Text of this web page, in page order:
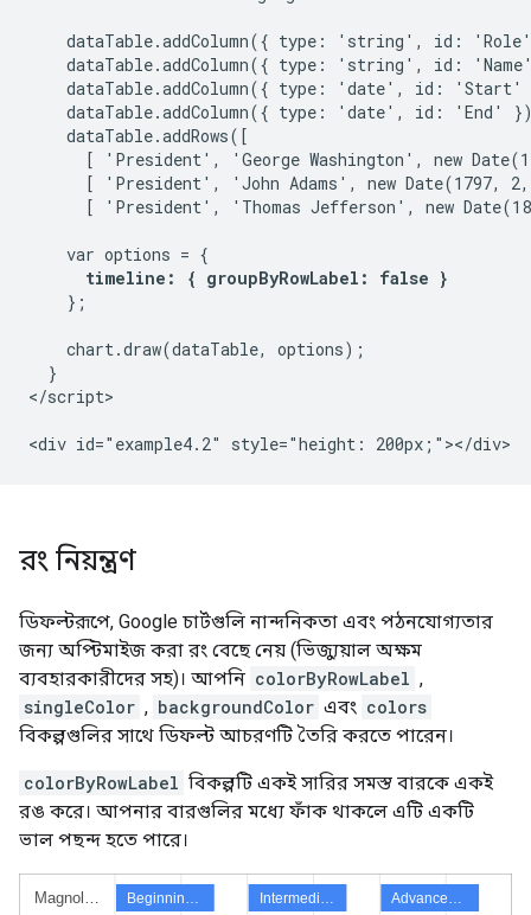
dataTable.addColumn({ type: 'string', id:
dataTable.addColumn({ type: 'string', id:
dataTable.addColumn({ type: 'date', id: 'Start'
dataTable.addColumn({ type: 'date', id: 'End'
    dataTable.addRows([
[ 'President', 'George Washington', new
[ 'President', 'John Adams', new Date(1797,
[ 'President', 'Thomas Jefferson', new
    var options = {
timeline: { groupByRowLabel: false }
    };
    chart.draw(dataTable, options);
  }
</script>
রং নিয়ন্ত্রণ
ডিফল্টরূপে, Google চার্টগুলি নান্দনিকতা এবং পঠনযোগ্যতার
জন্য অপ্টিমাইজ করা রং বেছে নেয় (ভিজ্যুয়াল অক্ষম
ব্যবহারকারীদের সহ)। আপনি colorByRowLabel ,
singleColor , backgroundColor এবং colors
বিকল্পগুলির সাথে ডিফল্ট আচরণটি তৈরি করতে পারেন।
colorByRowLabel বিকল্পটি একই সারির সমস্ত বারকে একই
রঙ করে। আপনার বারগুলির মধ্যে ফাঁক থাকলে এটি একটি
ভাল পছন্দ হতে পারে।